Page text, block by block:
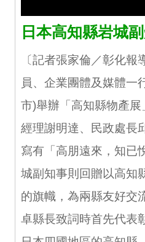
日本高知縣岩城
〔記者張家倫／彰化
員、企業團體及媒體一
市)舉辦「高知縣物產
經理謝明達、民政處長
寫有「高朋遠來，知已
城副知事則回贈以高知
的旗幟，為兩縣友好交
卓縣長致詞時首先代表